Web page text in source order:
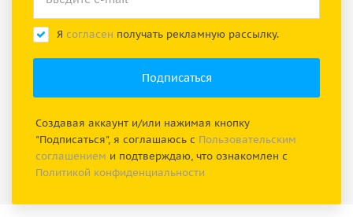
Я согласен получать рекламную рассылку.
Создавая аккаунт и/или нажимая кнопку
"Подписаться", я соглашаюсь с Пользовательским
соглашением и подтверждаю, что ознакомлен с
Политикой конфиденциальности